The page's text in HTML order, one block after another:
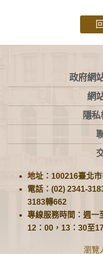
:::
政府網
網
隱
地址：100216臺北
電話：(02) 2341-
3183轉662
專線服務時間：週一
12：00，13：30至
瀏覽